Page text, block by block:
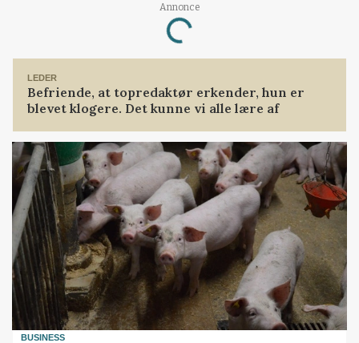
Annonce
Loading...
LEDER
Befriende, at topredaktør erkender, hun er
blevet klogere. Det kunne vi alle lære af
BUSINESS